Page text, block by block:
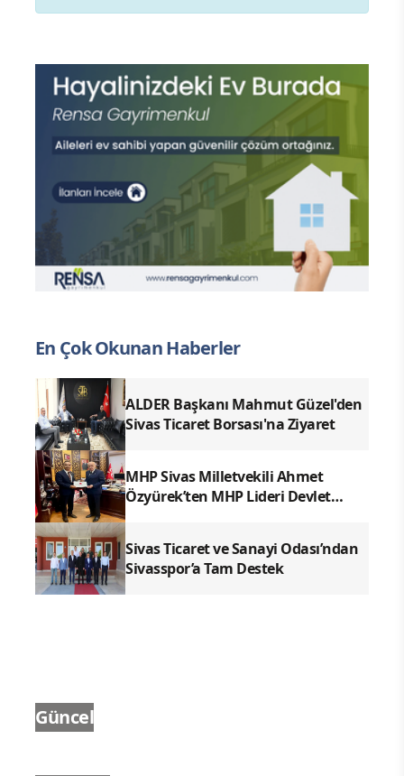
En Çok Okunan Haberler
ALDER Başkanı Mahmut Güzel'den
Sivas Ticaret Borsası'na Ziyaret
MHP Sivas Milletvekili Ahmet
Özyürek’ten MHP Lideri Devlet
Sivas Ticaret ve Sanayi Odası’ndan
Sivasspor’a Tam Destek
Güncel